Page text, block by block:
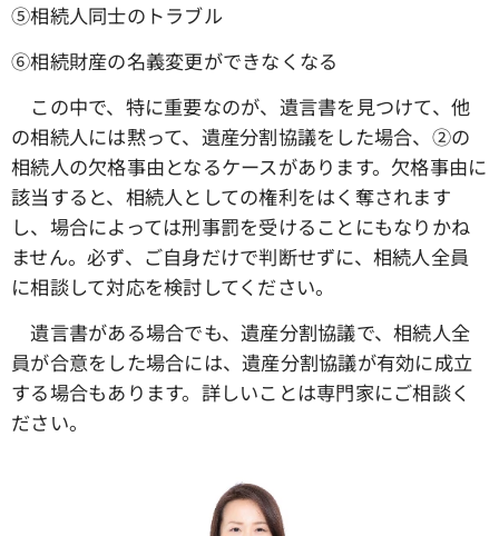
➄相続人同士のトラブル
⑥相続財産の名義変更ができなくなる
この中で、特に重要なのが、遺言書を見つけて、他
の相続人には黙って、遺産分割協議をした場合、➁の
相続人の欠格事由となるケースがあります。欠格事由に
該当すると、相続人としての権利をはく奪されます
し、場合によっては刑事罰を受けることにもなりかね
ません。必ず、ご自身だけで判断せずに、相続人全員
に相談して対応を検討してください。
遺言書がある場合でも、遺産分割協議で、相続人全
員が合意をした場合には、遺産分割協議が有効に成立
する場合もあります。詳しいことは専門家にご相談く
ださい。